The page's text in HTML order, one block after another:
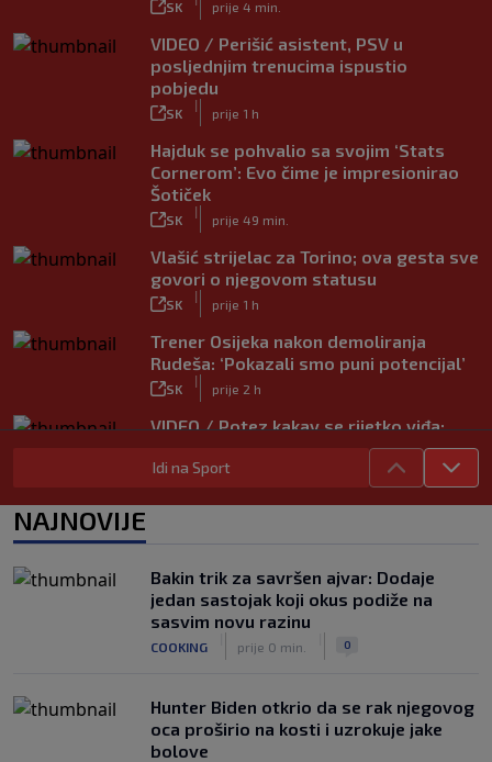
SK prije 4 min.
VIDEO / Perišić asistent, PSV u
posljednjim trenucima ispustio
pobjedu
SK
|
prije 1 h
Hajduk se pohvalio sa svojim ‘Stats
Cornerom’: Evo čime je impresionirao
Šotiček
SK
|
prije 49 min.
Vlašić strijelac za Torino; ova gesta sve
govori o njegovom statusu
SK
|
prije 1 h
Trener Osijeka nakon demoliranja
Rudeša: ‘Pokazali smo puni potencijal’
SK
|
prije 2 h
VIDEO / Potez kakav se rijetko viđa:
Kada pomoć nije stigla, na rukama je
iznio suigrača u bolovima
SK prije 3 h
Dinamo u finalu Ramljaka! Sutra protiv
Ajaxa na glavnom terenu Maksimira
|
prije 3 h
Idi na Sport
NAJNOVIJE
Bakin trik za savršen ajvar: Dodaje
jedan sastojak koji okus podiže na
sasvim novu razinu
COOKING prije 0 min. 0
Hunter Biden otkrio da se rak njegovog
oca proširio na kosti i uzrokuje jake
bolove